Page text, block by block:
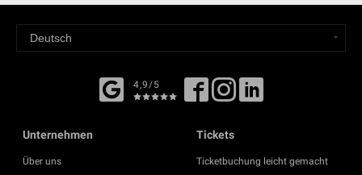
4,9/5
Unternehmen
Über uns
Tickets
Ticketbuchung leicht gemacht